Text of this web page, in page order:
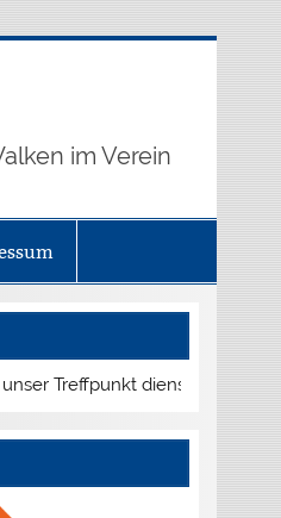
im Verein
Treffpunkt dienstags und